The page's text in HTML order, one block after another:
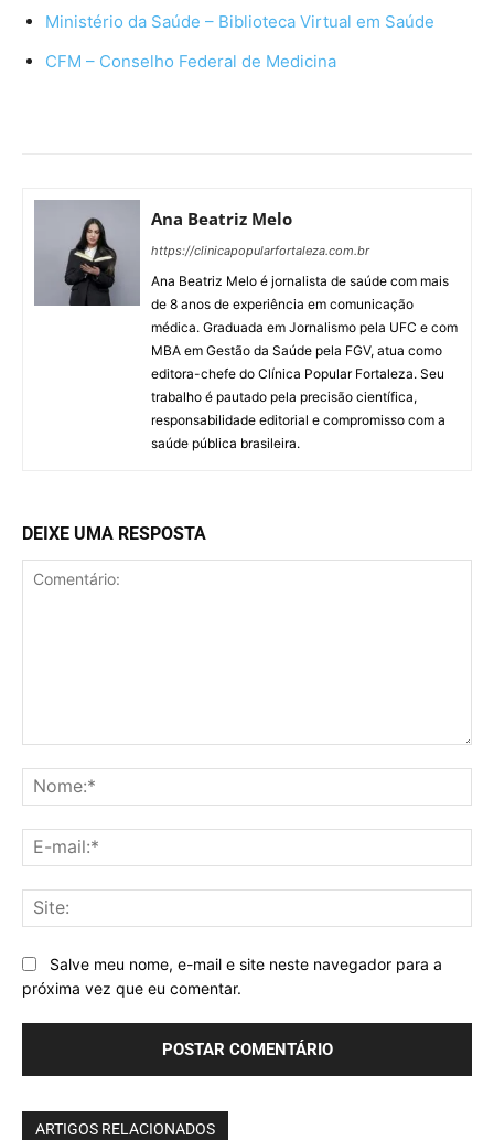
Ministério da Saúde – Biblioteca Virtual em Saúde
CFM – Conselho Federal de Medicina
Ana Beatriz Melo
https://clinicapopularfortaleza.com.br
Ana Beatriz Melo é jornalista de saúde com mais
de 8 anos de experiência em comunicação
médica. Graduada em Jornalismo pela UFC e com
MBA em Gestão da Saúde pela FGV, atua como
editora-chefe do Clínica Popular Fortaleza. Seu
trabalho é pautado pela precisão científica,
responsabilidade editorial e compromisso com a
saúde pública brasileira.
DEIXE UMA RESPOSTA
Salve meu nome, e-mail e site neste navegador para a
próxima vez que eu comentar.
ARTIGOS RELACIONADOS